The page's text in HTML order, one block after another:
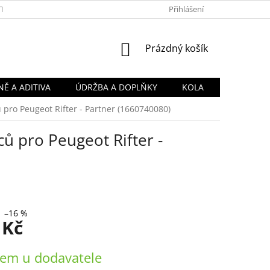
PODMÍNKY OCHRANY OSOBNÍCH
Přihlášení
NÁKUPNÍ
Prázdný košík
A ADITIVA ÚDRŽBA A DOPLŇKY
KOLA
Peugeot Rifter - Partner (1660740080)
pro Peugeot Rifter -
–16 %
u dodavatele